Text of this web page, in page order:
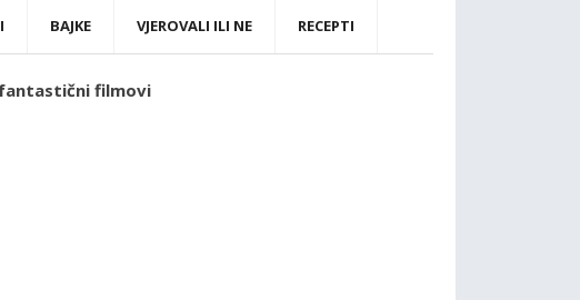
BAJKE VJEROVALI ILI NE RECEPTI
filmovi